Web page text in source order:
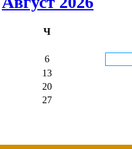
Ч
6
13
20
27